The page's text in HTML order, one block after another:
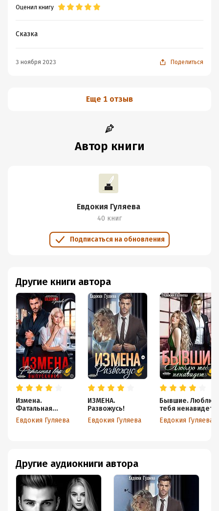
Оценил книгу
Сказка
3 ноября 2023 Поделиться
Еще 1 отзыв
Автор книги
Евдокия Гуляева
40 книг
Подписаться на обновления
Другие книги автора
Измена.
Фатальная
встреча
выпускников
Евдокия Гуляева
ИЗМЕНА.
Развожусь!
Евдокия Гуляева
Бывшие. Люблю
тебя ненавидеть
Евдокия Гуляева
Другие аудиокниги автора